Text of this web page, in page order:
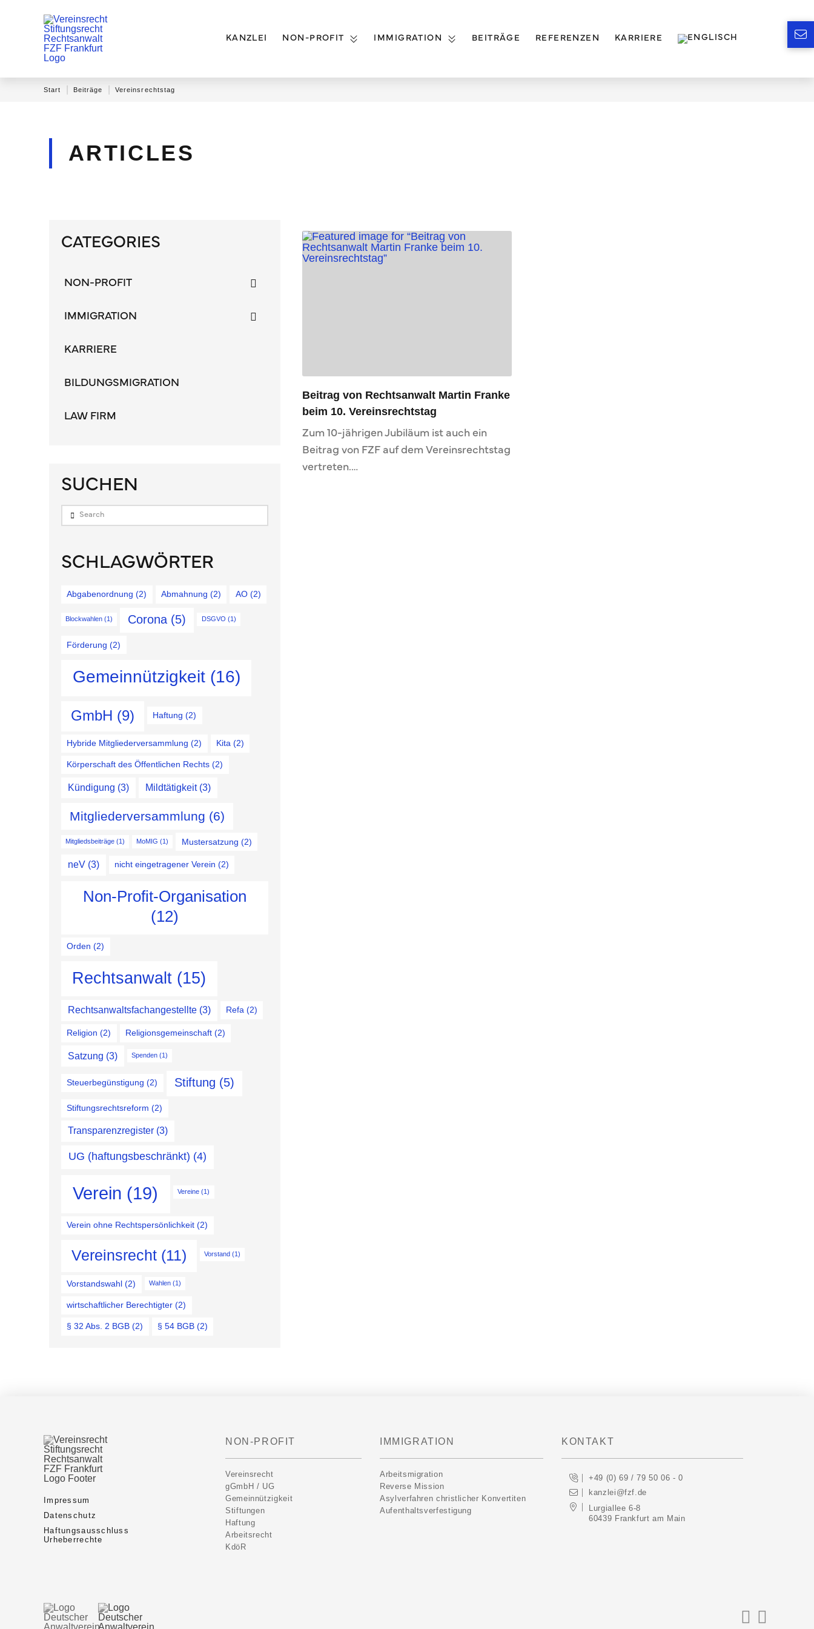
KANZLEI NON-PROFIT IMMIGRATION BEITRÄGE REFERENZEN KARRIERE
Start Beiträge Vereinsrechtstag
ARTICLES
CATEGORIES
NON-PROFIT
IMMIGRATION
KARRIERE
BILDUNGSMIGRATION
LAW FIRM
SUCHEN
Search
SCHLAGWÖRTER
Abgabenordnung (2) Abmahnung (2) AO(2)
Blockwahlen(1) Corona (5) DSGVO (1)
Förderung (2)
Gemeinnützigkeit(16)
GmbH (9) Haftung (2)
Hybride Mitgliederversammlung (2) Kita (2)
Körperschaft des Öffentlichen Rechts (2)
Kündigung (3) Mildtätigkeit(3)
Mitgliederversammlung (6)
Mitgliedsbeiträge(1) MoMIG (1) Mustersatzung (2)
neV(3) nicht eingetragener Verein (2)
Non-Profit-Organisation
(12)
Orden (2)
Rechtsanwalt (15)
Rechtsanwaltsfachangestellte(3) Refa (2)
Religion (2) Religionsgemeinschaft (2)
Satzung (3) Spenden(1)
Steuerbegünstigung (2) Stiftung (5)
Stiftungsrechtsreform (2)
Transparenzregister(3)
UG (haftungsbeschränkt) (4)
Verein (19) Vereine (1)
Verein ohne Rechtspersönlichkeit (2)
Vereinsrecht(11) Vorstand(1)
Vorstandswahl (2) Wahlen(1)
wirtschaftlicher Berechtigter (2)
§ 32 Abs. 2 BGB (2) § 54 BGB (2)
Beitrag von Rechtsanwalt Martin Franke
beim 10. Vereinsrechtstag
Zum 10-jährigen Jubiläum ist auch ein
Beitrag von FZF auf dem Vereinsrechtstag
vertreten.…
Impressum
Datenschutz
Haftungsausschluss
Urheberrechte
NON-PROFIT
Vereinsrecht
gGmbH / UG
Gemeinnützigkeit
Stiftungen
Haftung
Arbeitsrecht
KdöR
IMMIGRATION
Arbeitsmigration
Reverse Mission
Asylverfahren christlicher Konvertiten
Aufenthaltsverfestigung
KONTAKT
+49 (0) 69 / 79 50 06 - 0
kanzlei@fzf.de
Lurgiallee 6-8
60439 Frankfurt am Main